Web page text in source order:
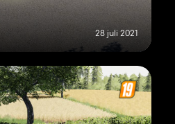
28 juli 2021